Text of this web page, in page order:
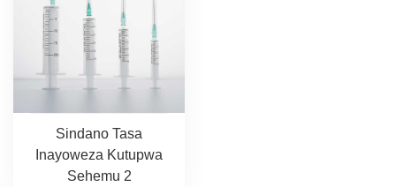
Sindano Tasa
Inayoweza Kutupwa
Sehemu 2